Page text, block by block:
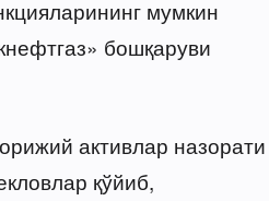
мумкин
бошқаруви
активлар назорати
қўйиб,